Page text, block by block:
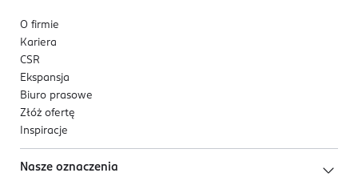
O firmie
Kariera
CSR
Ekspansja
Biuro prasowe
Złóż ofertę
Inspiracje
Nasze oznaczenia